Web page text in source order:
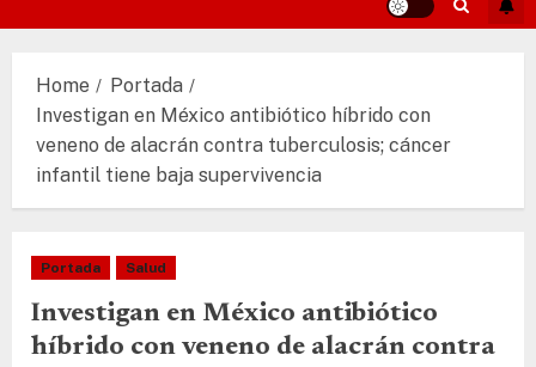
Home
Portada
Investigan en México antibiótico híbrido con
veneno de alacrán contra tuberculosis; cáncer
infantil tiene baja supervivencia
Portada Salud
Investigan en México antibiótico
híbrido con veneno de alacrán contra